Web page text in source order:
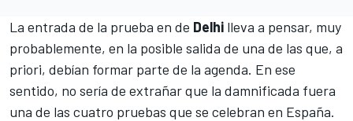
La entrada de la prueba en de Delhi lleva a pensar, muy
probablemente, en la posible salida de una de las que, a
priori, debían formar parte de la agenda. En ese
sentido, no sería de extrañar que la damnificada fuera
una de las cuatro pruebas que se celebran en España.